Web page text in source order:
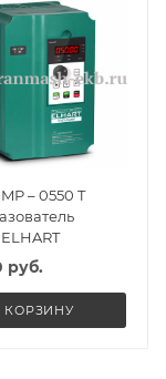
– 0550 T
руб.
КОРЗИНУ